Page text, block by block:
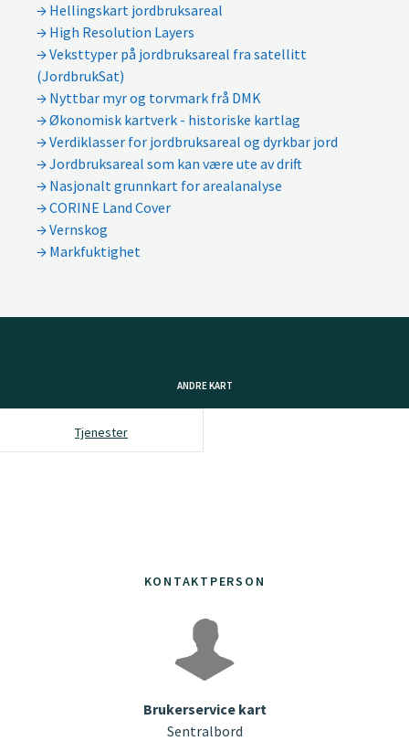
Hellingskart jordbruksareal
High Resolution Layers
Veksttyper på jordbruksareal fra satellitt
(JordbrukSat)
Nyttbar myr og torvmark frå DMK
Økonomisk kartverk - historiske kartlag
Verdiklasser for jordbruksareal og dyrkbar jord
Jordbruksareal som kan være ute av drift
Nasjonalt grunnkart for arealanalyse
CORINE Land Cover
Vernskog
Markfuktighet
ANDRE KART
Tjenester
KONTAKTPERSON
Brukerservice kart
Sentralbord